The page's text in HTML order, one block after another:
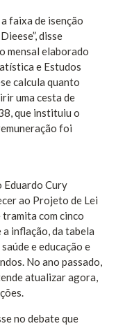
faixa de isenção
disse
mensal elaborado
e Estudos
calcula quanto
uma cesta de
que instituiu o
foi
Eduardo Cury
ao Projeto de Lei
com cinco
inflação, da tabela
e educação e
No ano passado,
atualizar agora,
no debate que